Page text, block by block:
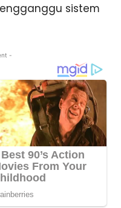
sistem
-